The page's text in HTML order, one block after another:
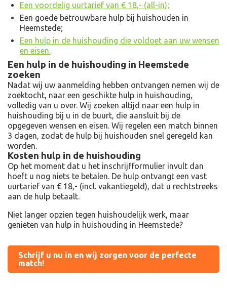
Een voordelig uurtarief van € 18,- (all-in);
Een goede betrouwbare hulp bij huishouden in
Heemstede;
Een hulp in de huishouding die voldoet aan uw wensen
en eisen.
Een hulp in de huishouding in Heemstede
zoeken
Nadat wij uw aanmelding hebben ontvangen nemen wij de
zoektocht, naar een geschikte hulp in huishouding,
volledig van u over. Wij zoeken altijd naar een hulp in
huishouding bij u in de buurt, die aansluit bij de
opgegeven wensen en eisen. Wij regelen een match binnen
3 dagen, zodat de hulp bij huishouden snel geregeld kan
worden.
Kosten hulp in de huishouding
Op het moment dat u het inschrijfformulier invult dan
hoeft u nog niets te betalen. De hulp ontvangt een vast
uurtarief van € 18,- (incl. vakantiegeld), dat u rechtstreeks
aan de hulp betaalt.
Niet langer opzien tegen huishoudelijk werk, maar
genieten van hulp in huishouding in Heemstede?
Schrijf u nu in en wij zorgen voor de perfecte
match!